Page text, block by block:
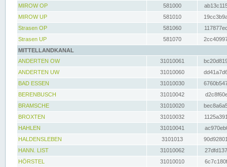
MIROW OP
581000
MIROW UP
581010
Strasen OP
581060
Strasen UP
581070
MITTELLANDKANAL
ANDERTEN OW
31010061
ANDERTEN UW
31010060
BAD ESSEN
31010030
BERENBUSCH
31010042
BRAMSCHE
31010020
BROXTEN
31010032
HAHLEN
31010041
HALDENSLEBEN
3101013
HANN. LIST
31010062
HÖRSTEL
31010010